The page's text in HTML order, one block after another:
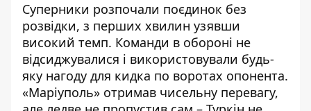
Суперники розпочали поєдинок без
розвідки, з перших хвилин узявши
високий темп. Команди в обороні не
відсиджувалися і використовували будь-
яку нагоду для кидка по воротах опонента.
«Маріуполь» отримав чисельну перевагу,